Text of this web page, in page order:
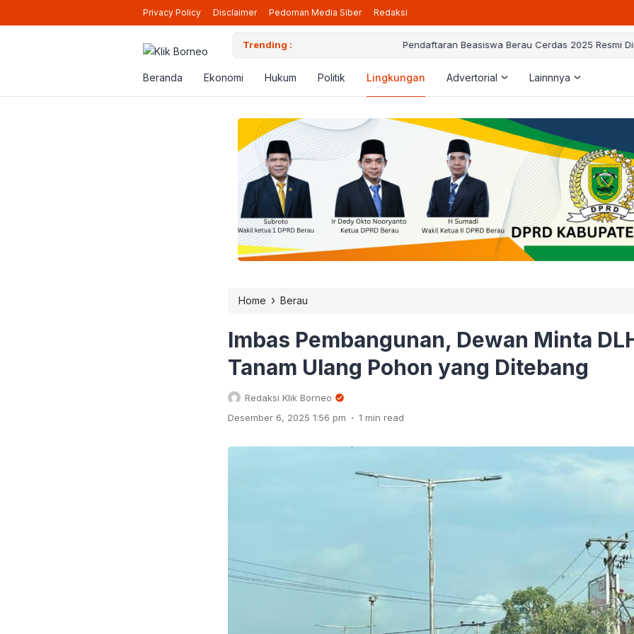
Privacy Policy Disclaimer Pedoman Media Siber Redaksi
Trending :
Siap Beroperasi Lagi di Berau Pendaftaran Beasiswa Berau Cerdas 2025 Resmi Dibuka, Berikut
Beranda Ekonomi Hukum Politik Lingkungan Advertorial Lainnnya
Home › Berau
Imbas Pembangunan, Dewan Minta
Tanam Ulang Pohon yang Ditebang
Redaksi Klik Borneo
Desember 6, 2025 1:56 pm . 1 min read